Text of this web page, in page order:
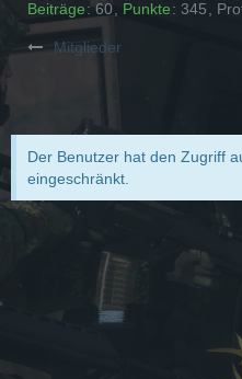
Beiträge
60 Punkte 345
Mitglieder
Der Benutzer hat den Zugriff
eingeschränkt.